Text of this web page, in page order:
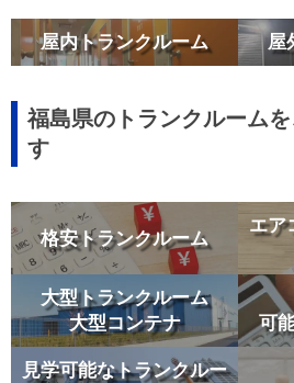
屋内トランクルーム 屋
福島県のトランクルーム
す
格安トランクルーム
エア
大型トランクルーム
大型コンテナ
可
見学可能なトランクルー